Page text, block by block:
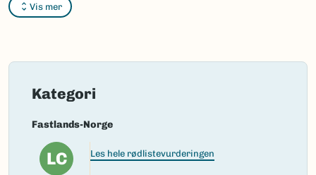
Vis mer
Salicornia stricta
Steud.,
strictissima
Salicornia
Kategori
Fastlands-Norge
LC Les hele rødlistevurderingen